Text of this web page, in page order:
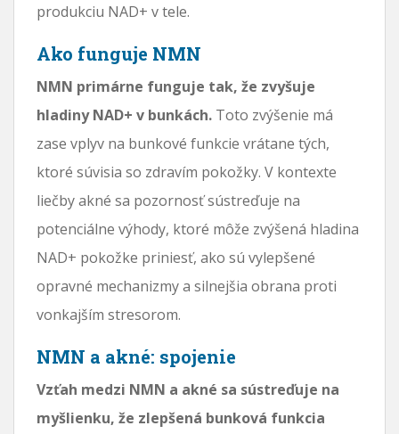
produkciu NAD+ v tele.
Ako funguje NMN
NMN primárne funguje tak, že zvyšuje
hladiny NAD+ v bunkách. Toto zvýšenie má
zase vplyv na bunkové funkcie vrátane tých,
ktoré súvisia so zdravím pokožky. V kontexte
liečby akné sa pozornosť sústreďuje na
potenciálne výhody, ktoré môže zvýšená hladina
NAD+ pokožke priniesť, ako sú vylepšené
opravné mechanizmy a silnejšia obrana proti
vonkajším stresorom.
NMN a akné: spojenie
Vzťah medzi NMN a akné sa sústreďuje na
myšlienku, že zlepšená bunková funkcia